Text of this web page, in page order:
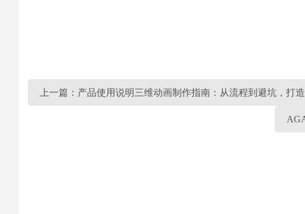
上一篇：产品使用说明三维动画制作指南：从流程到避坑，打